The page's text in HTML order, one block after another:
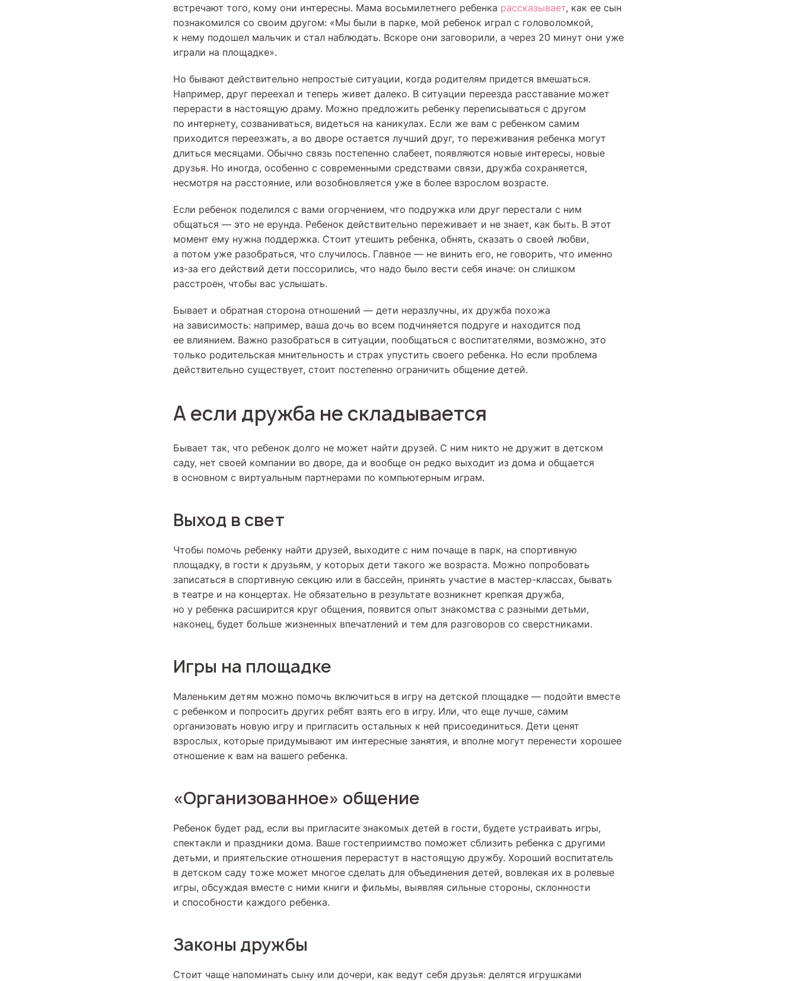
встречают того, кому они интересны. Мама восьмилетнего ребенка рассказывает, как ее сын
познакомился со своим другом: «Мы были в парке, мой ребенок играл с головоломкой,
к нему подошел мальчик и стал наблюдать. Вскоре они заговорили, а через 20 минут они уже
играли на площадке».
Но бывают действительно непростые ситуации, когда родителям придется вмешаться.
Например, друг переехал и теперь живет далеко. В ситуации переезда расставание может
перерасти в настоящую драму. Можно предложить ребенку переписываться с другом
по интернету, созваниваться, видеться на каникулах. Если же вам с ребенком самим
приходится переезжать, а во дворе остается лучший друг, то переживания ребенка могут
длиться месяцами. Обычно связь постепенно слабеет, появляются новые интересы, новые
друзья. Но иногда, особенно с современными средствами связи, дружба сохраняется,
несмотря на расстояние, или возобновляется уже в более взрослом возрасте.
Если ребенок поделился с вами огорчением, что подружка или друг перестали с ним
общаться — это не ерунда. Ребенок действительно переживает и не знает, как быть. В этот
момент ему нужна поддержка. Стоит утешить ребенка, обнять, сказать о своей любви,
а потом уже разобраться, что случилось. Главное — не винить его, не говорить, что именно
из-за его действий дети поссорились, что надо было вести себя иначе: он слишком
расстроен, чтобы вас услышать.
Бывает и обратная сторона отношений — дети неразлучны, их дружба похожа
на зависимость: например, ваша дочь во всем подчиняется подруге и находится под
ее влиянием. Важно разобраться в ситуации, пообщаться с воспитателями, возможно, это
только родительская мнительность и страх упустить своего ребенка. Но если проблема
действительно существует, стоит постепенно ограничить общение детей.
А если дружба не складывается
Бывает так, что ребенок долго не может найти друзей. С ним никто не дружит в детском
саду, нет своей компании во дворе, да и вообще он редко выходит из дома и общается
в основном с виртуальным партнерами по компьютерным играм.
Выход в свет
Чтобы помочь ребенку найти друзей, выходите с ним почаще в парк, на спортивную
площадку, в гости к друзьям, у которых дети такого же возраста. Можно попробовать
записаться в спортивную секцию или в бассейн, принять участие в мастер-классах, бывать
в театре и на концертах. Не обязательно в результате возникнет крепкая дружба,
но у ребенка расширится круг общения, появится опыт знакомства с разными детьми,
наконец, будет больше жизненных впечатлений и тем для разговоров со сверстниками.
Игры на площадке
Маленьким детям можно помочь включиться в игру на детской площадке — подойти вместе
с ребенком и попросить других ребят взять его в игру. Или, что еще лучше, самим
организовать новую игру и пригласить остальных к ней присоединиться. Дети ценят
взрослых, которые придумывают им интересные занятия, и вполне могут перенести хорошее
отношение к вам на вашего ребенка.
«Организованное» общение
Ребенок будет рад, если вы пригласите знакомых детей в гости, будете устраивать игры,
спектакли и праздники дома. Ваше гостеприимство поможет сблизить ребенка с другими
детьми, и приятельские отношения перерастут в настоящую дружбу. Хороший воспитатель
в детском саду тоже может многое сделать для объединения детей, вовлекая их в ролевые
игры, обсуждая вместе с ними книги и фильмы, выявляя сильные стороны, склонности
и способности каждого ребенка.
Законы дружбы
Стоит чаще напоминать сыну или дочери, как ведут себя друзья: делятся игрушками